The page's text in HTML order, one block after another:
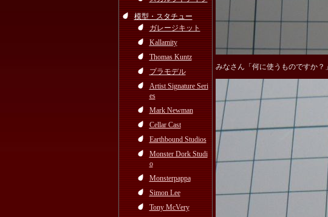
模型・スタチュー
ガレージキット
Kallamity
Thomas Kuntz
プラモデル
Artist Signature Seri
es
Mark Newman
Cellar Cast
Earthbound Studios
Monster Dork Studi
o
Monsterpappa
Simon Lee
Tony McVery
みなさん「何に使うものですか